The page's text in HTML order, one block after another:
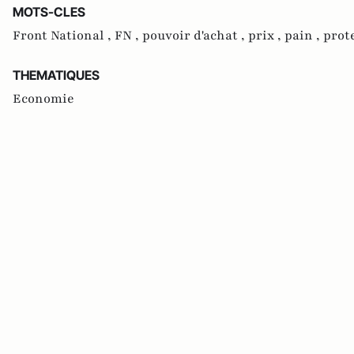
MOTS-CLES
Front National , FN , pouvoir d'achat , prix , pain ,
THEMATIQUES
Economie